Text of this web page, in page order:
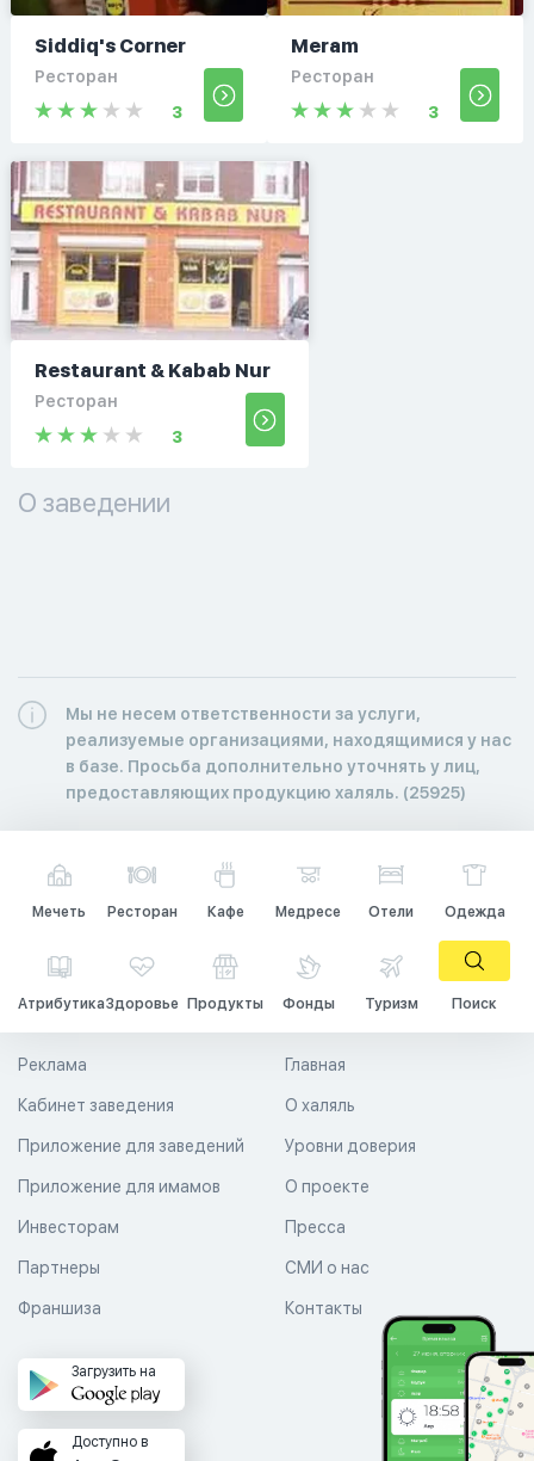
Siddiq's Corner
Ресторан
3
Meram
Ресторан
3
Restaurant & Kabab Nur
Ресторан
3
О заведении
Мы не несем ответственности за услуги,
реализуемые организациями, находящимися у нас
в базе. Просьба дополнительно уточнять у лиц,
предоставляющих продукцию халяль. (25925)
Мечеть Ресторан Кафе Медресе Отели Одежда
АтрибутикаЗдоровье Продукты Фонды Туризм Поиск
Главная
О халяль
Уровни доверия
Реклама
Кабинет заведения
Приложение для заведений
Приложение для имамов О проекте
Пресса
СМИ о нас
Контакты
Инвесторам
Партнеры
Франшиза
Загрузить на
Доступно в